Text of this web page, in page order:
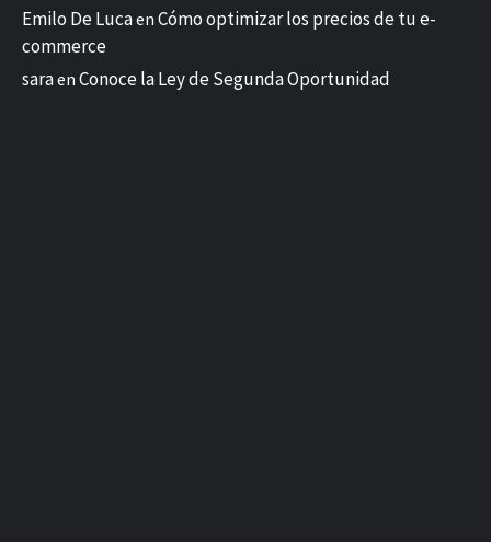
Emilo De Lucaen Cómo optimizar los precios de tu e-
commerce
saraen Conoce la Ley de Segunda Oportunidad